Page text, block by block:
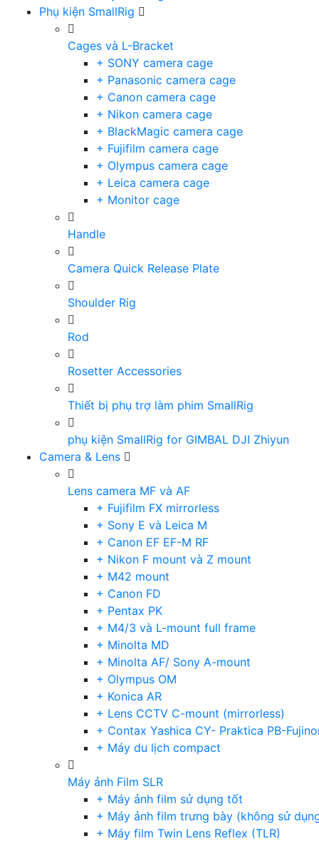
Phụ kiện SmallRig
Cages và L-Bracket
+ SONY camera cage
+ Panasonic camera cage
+ Canon camera cage
+ Nikon camera cage
+ BlackMagic camera cage
+ Fujifilm camera cage
+ Olympus camera cage
+ Leica camera cage
+ Monitor cage
Handle
Camera Quick Release Plate
Shoulder Rig
Rod
Rosetter Accessories
Thiết bị phụ trợ làm phim SmallRig
phụ kiện SmallRig for GIMBAL DJI Zhiyun
Camera & Lens
Lens camera MF và AF
+ Fujifilm FX mirrorless
+ Sony E và Leica M
+ Canon EF EF-M RF
+ Nikon F mount và Z mount
+ M42 mount
+ Canon FD
+ Pentax PK
+ M4/3 và L-mount full frame
+ Minolta MD
+ Minolta AF/ Sony A-mount
+ Olympus OM
+ Konica AR
+ Lens CCTV C-mount (mirrorless)
+ Contax Yashica CY- Praktica PB-
+ Máy du lịch compact
Máy ảnh Film SLR
+ Máy ảnh film sử dụng tốt
+ Máy ảnh film trưng bày (không sử
+ Máy film Twin Lens Reflex (TLR)